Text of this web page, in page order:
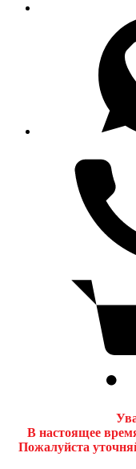
В настоящее
Пожалуйста